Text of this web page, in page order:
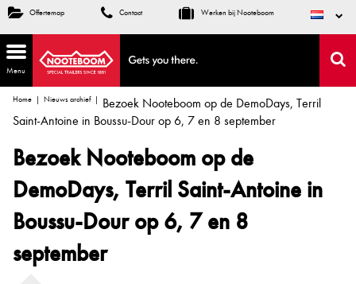
Offertemap Contact Werken bij Nooteboom
Menu
Home Nieuws archief
Bezoek Nooteboom op de DemoDays, Terril
Saint-Antoine in Boussu-Dour op 6, 7 en 8 september
Bezoek Nooteboom op de
DemoDays, Terril Saint-Antoine in
Boussu-Dour op 6, 7 en 8
september